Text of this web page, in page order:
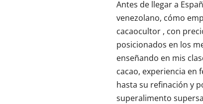
Antes de llegar a
venezolano, cómo
cacaocultor , con
posicionados en los
enseñando en mis
cacao, experiencia en
hasta su refinación y
superalimento